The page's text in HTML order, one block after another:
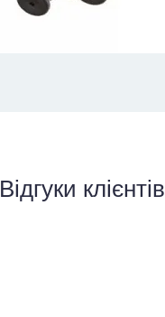
Відгуки клієнтів